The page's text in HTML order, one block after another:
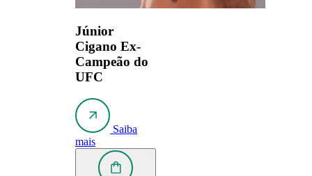
Júnior
Cigano Ex-
Campeão do
UFC
Saiba
mais